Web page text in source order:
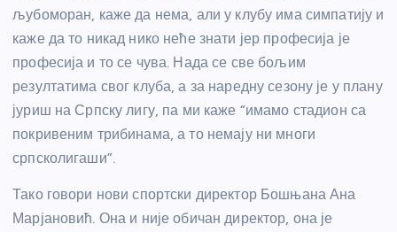
љубоморан, каже да нема, али у клубу има симпатију и
каже да то никад нико неће знати јер професија је
професија и то се чува. Нада се све бољим
резултатима свог клуба, а за наредну сезону је у плану
јуриш на Српску лигу, па ми каже “имамо стадион са
покривеним трибинама, а то немају ни многи
српсколигаши”.
Тако говори нови спортски директор Бошњана Ана
Марјановић. Она и није обичан директор, она је